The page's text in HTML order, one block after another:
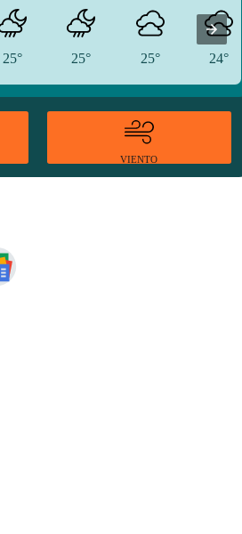
25° 25° 25° 24°
VIENTO